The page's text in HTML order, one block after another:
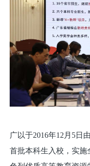
广以于2016年12月5日
首批本科生入校，实施